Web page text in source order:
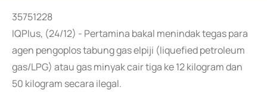
35751228
IQPlus, (24/12) - Pertamina bakal menindak tegas para
agen pengoplos tabung gas elpiji (liquefied petroleum
gas/LPG) atau gas minyak cair tiga ke 12 kilogram dan
50 kilogram secara ilegal.